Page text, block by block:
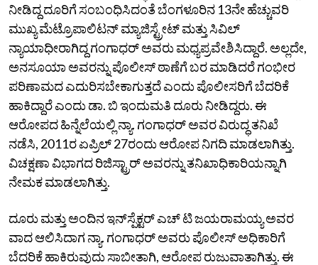
ನೀಡಿದ್ದ ದೂರಿಗೆ ಸಂಬಂಧಿಸಿದಂತೆ ಬೆಂಗಳೂರಿನ 13ನೇ ಹೆಚ್ಚುವರಿ
ಮುಖ್ಯ ಮೆಟ್ರೊಪಾಲಿಟನ್‌ ಮ್ಯಾಜಿಸ್ಟ್ರೇಟ್‌ ಮತ್ತು ಸಿವಿಲ್‌
ನ್ಯಾಯಾಧೀರಾಗಿದ್ದ ಗಂಗಾಧರ್‌ ಅವರು ಮಧ್ಯಪ್ರವೇಶಿಸಿದ್ದಾರೆ. ಅಲ್ಲದೇ,
ಅನಸೂಯಾ ಅವರನ್ನು ಪೊಲೀಸ್‌ ಠಾಣೆಗೆ ಬರ ಮಾಡಿದರೆ ಗಂಭೀರ
ಪರಿಣಾಮದ ಎದುರಿಸಬೇಕಾಗುತ್ತದೆ ಎಂದು ಪೊಲೀಸರಿಗೆ ಬೆದರಿಕೆ
ಹಾಕಿದ್ದಾರೆ ಎಂದು ಡಾ. ಬಿ ಇಂದುಮತಿ ದೂರು ನೀಡಿದ್ದರು. ಈ
ಆರೋಪದ ಹಿನ್ನೆಲೆಯಲ್ಲಿ ನ್ಯಾ. ಗಂಗಾಧರ್‌ ಅವರ ವಿರುದ್ಧ ತನಿಖೆ
ನಡೆಸಿ, 2011ರ ಏಪ್ರಿಲ್‌ 27ರಂದು ಆರೋಪ ನಿಗದಿ ಮಾಡಲಾಗಿತ್ತು.
ವಿಚಕ್ಷಣಾ ವಿಭಾಗದ ರಿಜಿಸ್ಟ್ರಾರ್‌ ಅವರನ್ನು ತನಿಖಾಧಿಕಾರಿಯನ್ನಾಗಿ
ನೇಮಕ ಮಾಡಲಾಗಿತ್ತು.
ದೂರು ಮತ್ತು ಅಂದಿನ ಇನ್‌ಸ್ಪೆಕ್ಟರ್‌ ಎಚ್‌ ಟಿ ಜಯರಾಮಯ್ಯ ಅವರ
ವಾದ ಆಲಿಸಿದಾಗ ನ್ಯಾ. ಗಂಗಾಧರ್‌ ಅವರು ಪೊಲೀಸ್‌ ಅಧಿಕಾರಿಗೆ
ಬೆದರಿಕೆ ಹಾಕಿರುವುದು ಸಾಬೀತಾಗಿ, ಆರೋಪ ರುಜುವಾತಾಗಿತ್ತು. ಈ